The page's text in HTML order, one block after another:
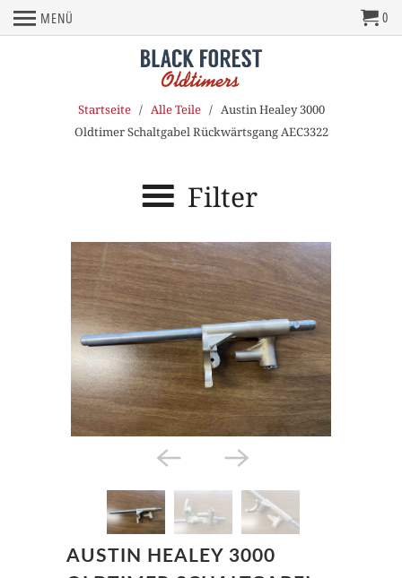
MENÜ 0
Startseite/ Alle Teile/ Austin Healey 3000
Oldtimer Schaltgabel Rückwärtsgang AEC3322
Filter
AUSTIN HEALEY 3000